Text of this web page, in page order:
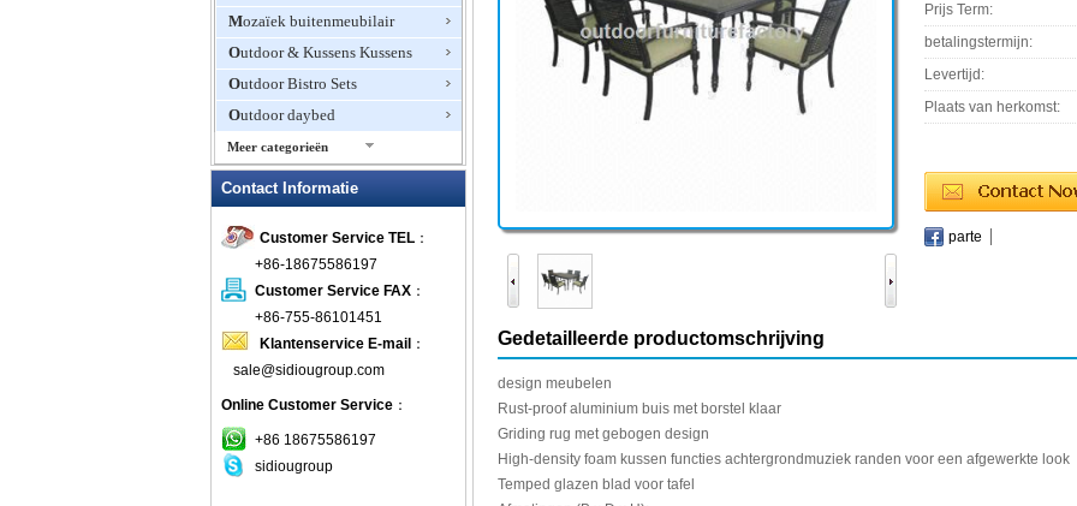
Mozaïek buitenmeubilair
Outdoor & Kussens Kussens
Outdoor Bistro Sets
Outdoor daybed
Meer categorieën
Outdoor Fire Pits
Outdoor Furniture Hotel
Outdoor Patio Stoelen
Outdoor Planters
Outdoor rotan meubels
Outdoor schommelstoelen
Outdoor Zweefvliegtuigen &
patio Sets
picknicktafels
plastic buitenmeubilair
Contact Informatie
Customer Service TEL ：
+86-18675586197
Customer Service FAX ：
+86-755-86101451
Klantenservice E-mail ：
sale@sidiougroup.com
Online Customer Service ：
+86 18675586197
sidiougroup
Prijs Term:
betalingstermijn:
Levertijd:
Plaats van herkomst:
parte
Gedetailleerde productomschrijving
design meubelen
Rust-proof aluminium buis met borstel
klaar
Griding rug met gebogen design
High-density foam kussen functies achtergrondmuziek randen voor een afgewerkte look
Temped glazen blad voor tafel